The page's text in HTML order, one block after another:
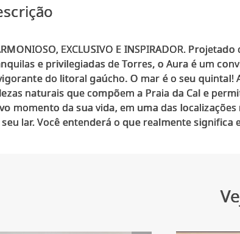
EXCLUSIVO E INSPIRADOR.
e privilegiadas de Torres, o Aura é um
do litoral gaúcho. O mar é o seu quintal!
naturais que compõem a Praia da Cal e
momento da sua vida, em uma das